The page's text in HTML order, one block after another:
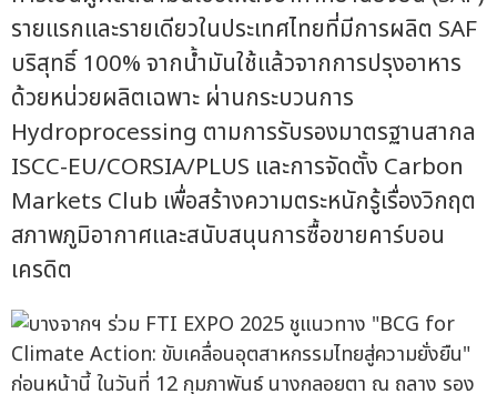
รายแรกและรายเดียวในประเทศไทยที่มีการผลิต SAF
บริสุทธิ์ 100% จากน้ำมันใช้แล้วจากการปรุงอาหาร
ด้วยหน่วยผลิตเฉพาะ ผ่านกระบวนการ
Hydroprocessing ตามการรับรองมาตรฐานสากล
ISCC-EU/CORSIA/PLUS และการจัดตั้ง Carbon
Markets Club เพื่อสร้างความตระหนักรู้เรื่องวิกฤต
สภาพภูมิอากาศและสนับสนุนการซื้อขายคาร์บอน
เครดิต
ก่อนหน้านี้ ในวันที่ 12 กุมภาพันธ์ นางกลอยตา ณ ถลาง รอง